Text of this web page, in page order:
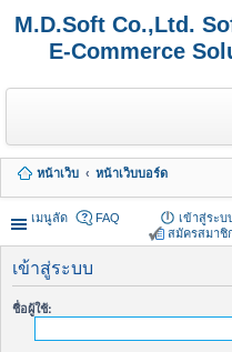
M.D.Soft Co.,Ltd.
E-Commerce
หน้าเว็บ
หน้าเว็บบอร์ด
เมนูลัด
FAQ
เข้าสู่ระบ
สมัครสมาชิ
เข้าสู่ระบบ
ชื่อผู้ใช้: